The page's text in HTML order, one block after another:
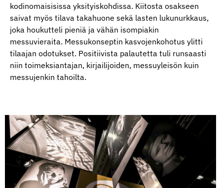
kodinomaisisissa yksityiskohdissa. Kiitosta osakseen
saivat myös tilava takahuone sekä lasten lukunurkkaus,
joka houkutteli pieniä ja vähän isompiakin
messuvieraita. Messukonseptin kasvojenkohotus ylitti
tilaajan odotukset. Positiivista palautetta tuli runsaasti
niin toimeksiantajan, kirjailijoiden, messuyleisön kuin
messujenkin tahoilta.